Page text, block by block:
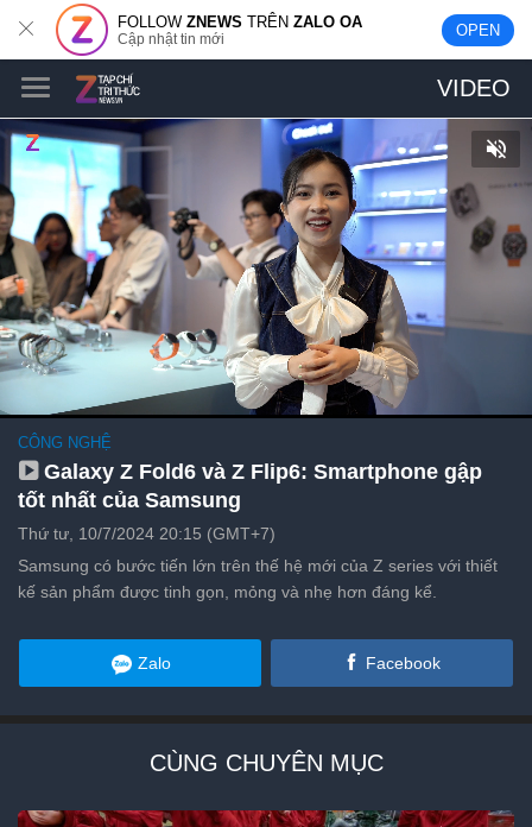
FOLLOWZNEWS TRÊNZALO OA
Cập nhật tin mới OPEN
VIDEO
CÔNG NGHỆ
Galaxy Z Fold6 và Z Flip6: Smartphone gập
tốt nhất của Samsung
Thứ tư, 10/7/2024 20:15 (GMT+7)
Samsung có bước tiến lớn trên thế hệ mới của Z series với thiết
kế sản phẩm được tinh gọn, mỏng và nhẹ hơn đáng kể.
Zalo Facebook